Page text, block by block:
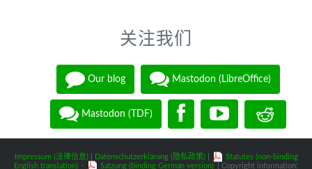
关注我们
Our blog Mastodon (LibreOffice)
Mastodon (TDF)
Impressum (法律信息)| Datenschutzerklärung (隐私政策)|
Statutes (non-binding
English translation) - Satzung (binding German version) | Copyright information: